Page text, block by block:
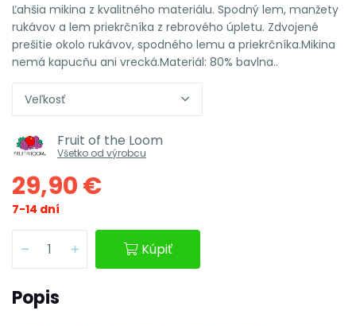
Ľahšia mikina z kvalitného materiálu. Spodný lem, manžety
rukávov a lem priekrčníka z rebrového úpletu. Zdvojené
prešitie okolo rukávov, spodného lemu a priekrčníka.Mikina
nemá kapucňu ani vrecká.Materiál: 80% bavlna..
Veľkosť
Fruit of the Loom
Všetko od výrobcu
29,90 €
7-14 dní
Kúpiť
Popis